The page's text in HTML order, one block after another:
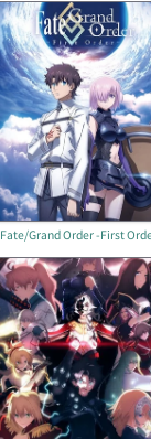
Fate/Grand Order -First